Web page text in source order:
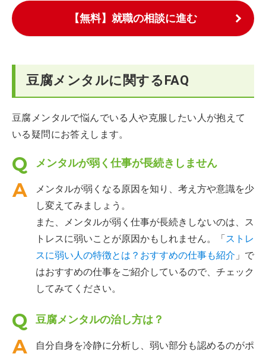
【無料】就職の相談に進む
豆腐メンタルに関するFAQ
豆腐メンタルで悩んでいる人や克服したい人が抱えて
いる疑問にお答えします。
メンタルが弱く仕事が長続きしません
メンタルが弱くなる原因を知り、考え方や意識を少
し変えてみましょう。
また、メンタルが弱く仕事が長続きしないのは、ス
トレスに弱いことが原因かもしれません。「ストレ
スに弱い人の特徴とは？おすすめの仕事も紹介 」で
はおすすめの仕事をご紹介しているので、チェック
してみてください。
豆腐メンタルの治し方は？
自分自身を冷静に分析し、弱い部分も認めるのがポ